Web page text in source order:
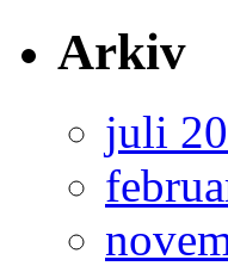
Arkiv
juli